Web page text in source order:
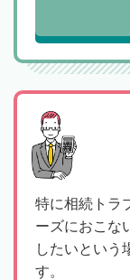
特に相続トラ
ーズにおこな
したいという
す。